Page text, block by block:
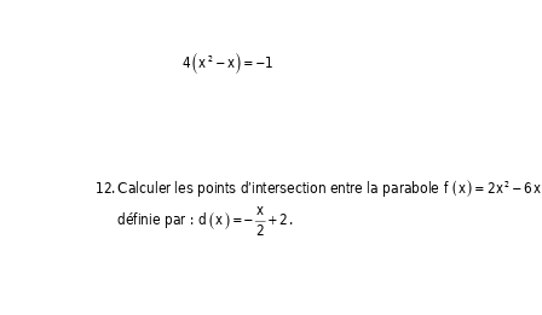
()
2
41
xx
−=
−
12. Calculer les points d’intersection entre la parabole ( ) 2
fx x
=
définie par : () 2
2
x
dx =− + .